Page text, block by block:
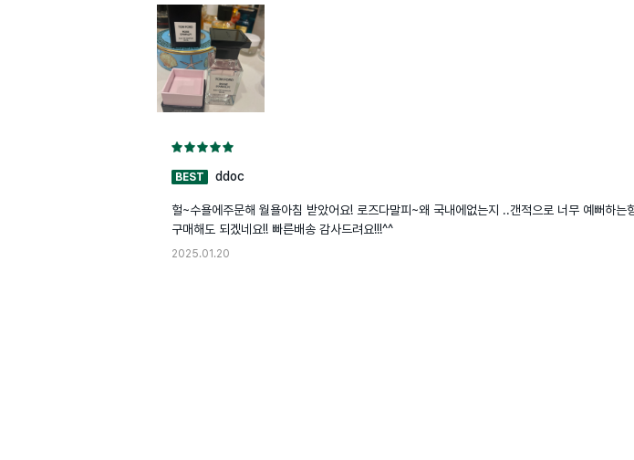
BEST ddoc
헐~수욜에주문해 월욜아침 받았어요! 로즈다말피~왜 국내에없는지 ..갠적으로 너무 예뻐하
구매해도 되겠네요!! 빠른배송 감사드려요!!!^^
2025.01.20